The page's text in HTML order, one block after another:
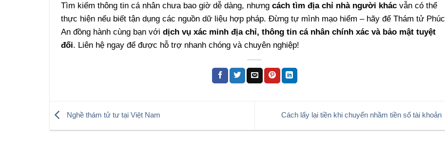
Tìm kiếm thông tin cá nhân chưa bao giờ dễ dàng, nhưngcách tìm địa chỉ nhà người khác vẫn có thể
thực hiện nếu biết tận dụng các nguồn dữ liệu hợp pháp. Đừng tự mình mạo hiểm – hãy để Thám tử Phúc
An đồng hành cùng bạn vớidịch vụ xác minh địa chỉ, thông tin cá nhân chính xác và bảo mật tuyệt
đối. Liên hệ ngay để được hỗ trợ nhanh chóng và chuyên nghiệp!
Nghề thám tử tư tại Việt Nam Cách lấy lại tiền khi chuyển nhầm tiền số tài khoản